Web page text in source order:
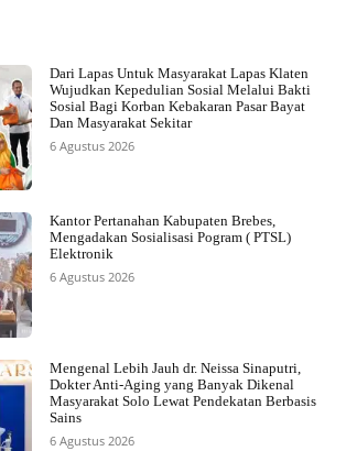
Dari Lapas Untuk Masyarakat Lapas Klaten
Wujudkan Kepedulian Sosial Melalui Bakti
Sosial Bagi Korban Kebakaran Pasar Bayat
Dan Masyarakat Sekitar
6 Agustus 2026
Kantor Pertanahan Kabupaten Brebes,
Mengadakan Sosialisasi Pogram ( PTSL)
Elektronik
6 Agustus 2026
Mengenal Lebih Jauh dr. Neissa Sinaputri,
Dokter Anti-Aging yang Banyak Dikenal
Masyarakat Solo Lewat Pendekatan Berbasis
Sains
6 Agustus 2026